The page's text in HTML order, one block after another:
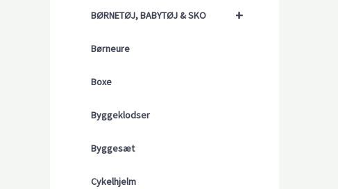
+
BØRNETØJ, BABYTØJ & SKO
Børneure
Boxe
Byggeklodser
Byggesæt
Cykelhjelm